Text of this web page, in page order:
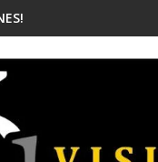
CELEBRA EL CBTis